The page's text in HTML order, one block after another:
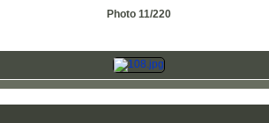
Photo 11/220